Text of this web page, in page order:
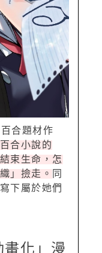
合題材作
合小說的
束生命，怎
」撿走。
同
下屬於她們
化」漫